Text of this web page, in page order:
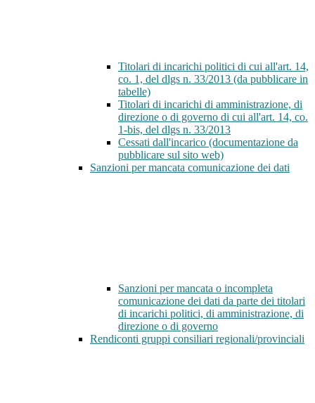
Titolari di incarichi politici di cui all'art. 14,
co. 1, del dlgs n. 33/2013 (da pubblicare in
tabelle)
Titolari di incarichi di amministrazione, di
direzione o di governo di cui all'art. 14, co.
1-bis, del dlgs n. 33/2013
Cessati dall'incarico (documentazione da
pubblicare sul sito web)
Sanzioni per mancata comunicazione dei dati
Sanzioni per mancata o incompleta
comunicazione dei dati da parte dei titolari
di incarichi politici, di amministrazione, di
direzione o di governo
Rendiconti gruppi consiliari regionali/provinciali